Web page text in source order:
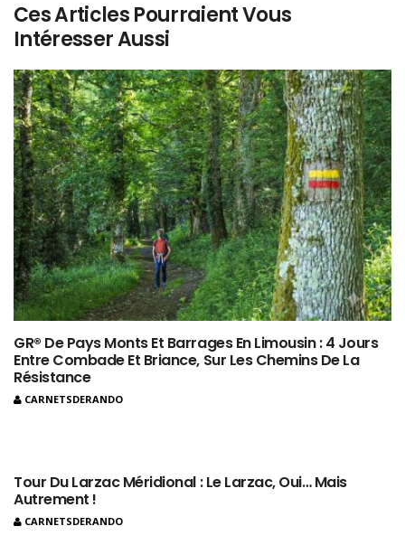
Ces Articles Pourraient Vous
Intéresser Aussi
GR® De Pays Monts Et Barrages En Limousin : 4 Jours
Entre Combade Et Briance, Sur Les Chemins De La
Résistance
CARNETSDERANDO
Tour Du Larzac Méridional : Le Larzac, Oui… Mais
Autrement !
CARNETSDERANDO